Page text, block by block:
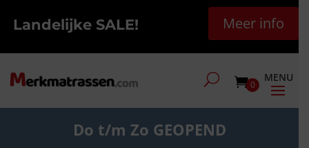
Landelijke SALE! Meer info
0
Do t/m Zo GEOPEND